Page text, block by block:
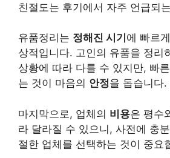
친절도는 후기에서 자주 언급되
유품정리는 정해진 시기 에 빠르
상적입니다. 고인의 유품을 정리
상황에 따라 다를 수 있지만, 빠
는 것이 마음의 안정을 돕습니다.
마지막으로, 업체의 비용은 평수
라 달라질 수 있으니, 사전에 충
절한 업체를 선택하는 것이 중요